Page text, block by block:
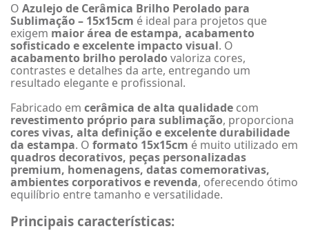
O Azulejo de Cerâmica Brilho Perolado para
Sublimação – 15x15cm é ideal para projetos que
exigem maior área de estampa, acabamento
sofisticado e excelente impacto visual. O
acabamento brilho perolado valoriza cores,
contrastes e detalhes da arte, entregando um
resultado elegante e profissional.
Fabricado em cerâmica de alta qualidade com
revestimento próprio para sublimação, proporciona
cores vivas, alta definição e excelente durabilidade
da estampa. O formato 15x15cm é muito utilizado em
quadros decorativos, peças personalizadas
premium, homenagens, datas comemorativas,
ambientes corporativos e revenda, oferecendo ótimo
equilíbrio entre tamanho e versatilidade.
Principais características: